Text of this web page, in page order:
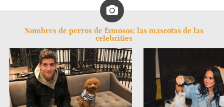
Nombres de perros de famosos: las mascotas de las
celebrities